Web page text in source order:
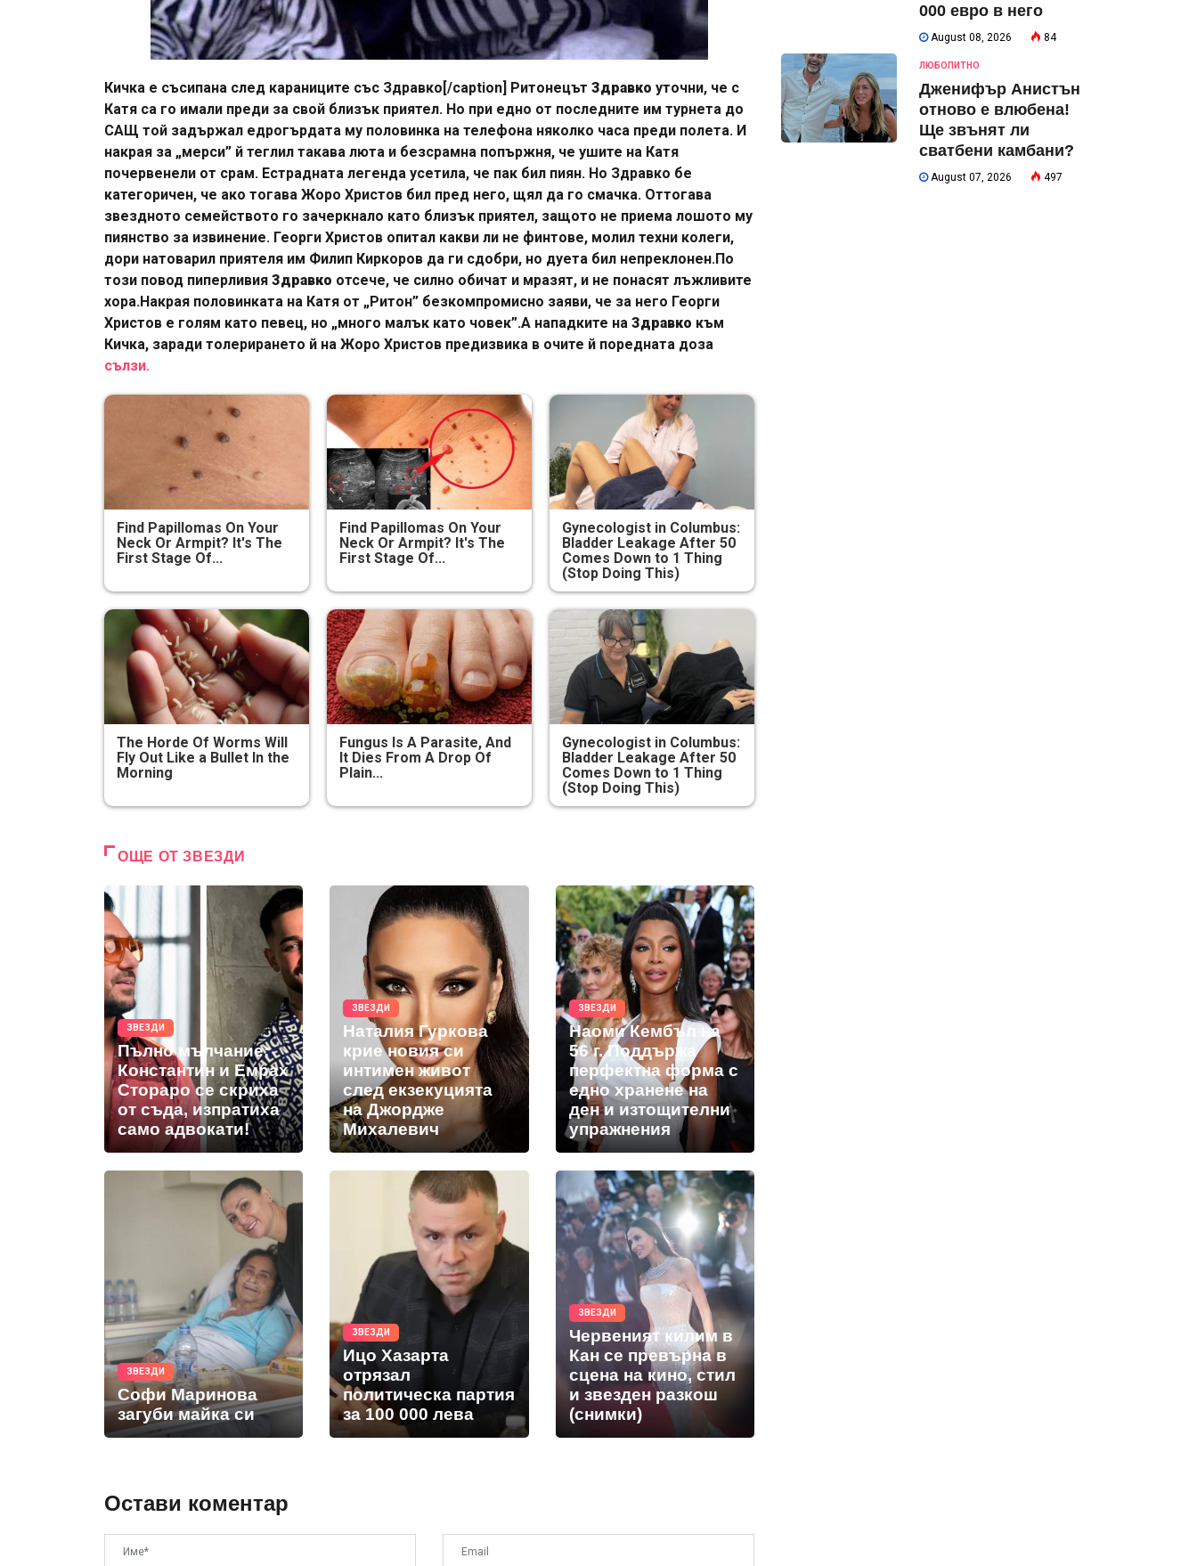
Кичка е съсипана след караниците със Здравко[/caption] Ритонецът Здравко уточни, че с
Катя са го имали преди за свой близък приятел. Но при едно от последните им турнета до
САЩ той задържал едрогърдата му половинка на телефона няколко часа преди полета. И
накрая за „мерси” й теглил такава люта и безсрамна попържня, че ушите на Катя
почервенели от срам. Естрадната легенда усетила, че пак бил пиян. Но Здравко бе
категоричен, че ако тогава Жоро Христов бил пред него, щял да го смачка. Оттогава
звездното семейството го зачеркнало като близък приятел, защото не приема лошото му
пиянство за извинение. Георги Христов опитал какви ли не финтове, молил техни колеги,
дори натоварил приятеля им Филип Киркоров да ги сдобри, но дуета бил непреклонен.По
този повод пиперливия Здравко отсече, че силно обичат и мразят, и не понасят лъжливите
хора.Накрая половинката на Катя от „Ритон” безкомпромисно заяви, че за него Георги
Христов е голям като певец, но „много малък като човек”.А нападките на Здравко към
Кичка, заради толерирането й на Жоро Христов предизвика в очите й поредната доза
сълзи.
Find Papillomas On Your
Neck Or Armpit? It's The
First Stage Of...
Find Papillomas On Your
Neck Or Armpit? It's The
First Stage Of...
Gynecologist in Columbus:
Bladder Leakage After 50
Comes Down to 1 Thing
(Stop Doing This)
The Horde Of Worms Will
Fly Out Like a Bullet In the
Morning
Fungus Is A Parasite, And
It Dies From A Drop Of
Plain...
Gynecologist in Columbus:
Bladder Leakage After 50
Comes Down to 1 Thing
(Stop Doing This)
ОЩЕ ОТ ЗВЕЗДИ
ЗВЕЗДИ
Пълно мълчание:
Константин и Емрах
Стораро се скриха
от съда, изпратиха
само адвокати!
ЗВЕЗДИ
Наталия Гуркова
крие новия си
интимен живот
след екзекуцията
на Джордже
Михалевич
ЗВЕЗДИ
Наоми Кембъл на
56 г. Поддържа
перфектна форма с
едно хранене на
ден и изтощителни
упражнения
ЗВЕЗДИ
Софи Маринова
загуби майка си
ЗВЕЗДИ
Ицо Хазарта
отрязал
политическа партия
за 100 000 лева
ЗВЕЗДИ
Червеният килим в
Кан се превърна в
сцена на кино, стил
и звезден разкош
(снимки)
Остави коментар
000 евро в него
August 08, 2026 84
ЛЮБОПИТНО
Дженифър Анистън
отново е влюбена!
Ще звънят ли
сватбени камбани?
August 07, 2026 497